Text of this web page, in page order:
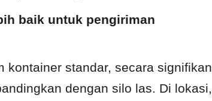
baik untuk pengiriman
kontainer standar, secara signifikan
dengan silo las. Di lokasi,